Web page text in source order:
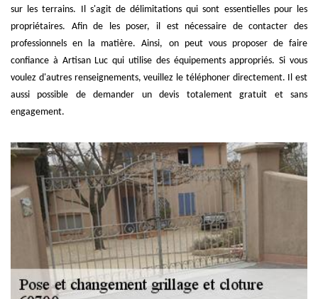
sur les terrains. Il s'agit de délimitations qui sont essentielles pour les
propriétaires. Afin de les poser, il est nécessaire de contacter des
professionnels en la matière. Ainsi, on peut vous proposer de faire
confiance à Artisan Luc qui utilise des équipements appropriés. Si vous
voulez d'autres renseignements, veuillez le téléphoner directement. Il est
aussi possible de demander un devis totalement gratuit et sans
engagement.